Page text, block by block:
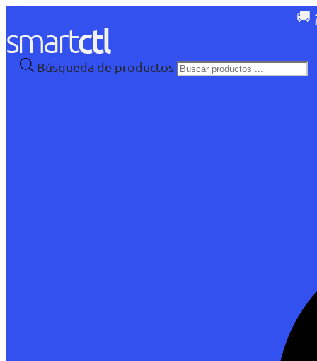
🚚
Búsqueda de productos